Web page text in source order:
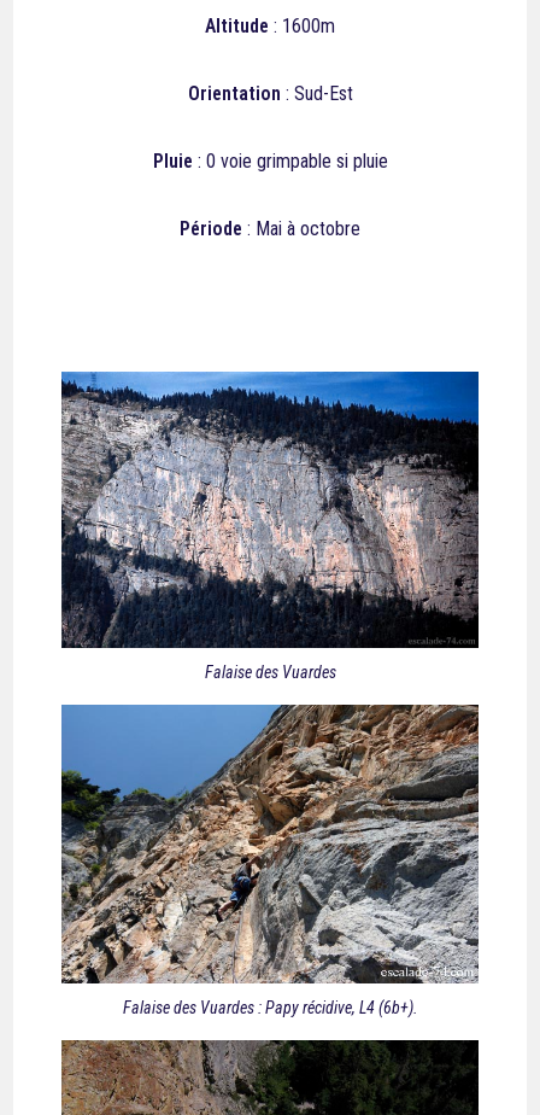
Altitude : 1600m
Orientation : Sud-Est
Pluie : 0 voie grimpable si pluie
Période : Mai à octobre
Falaise des Vuardes
Falaise des Vuardes : Papy récidive, L4 (6b+).